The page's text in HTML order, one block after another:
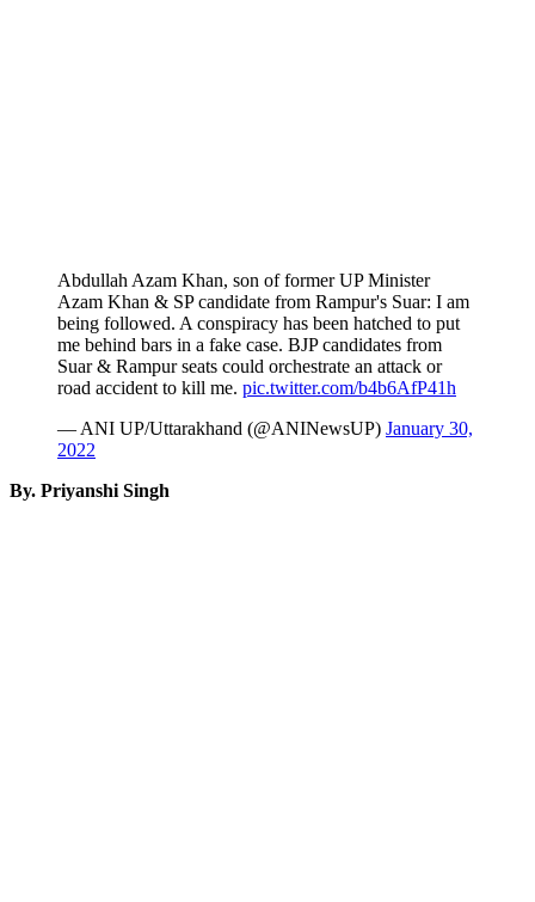
Abdullah Azam Khan, son of former UP Minister
Azam Khan & SP candidate from Rampur's Suar: I am
being followed. A conspiracy has been hatched to put
me behind bars in a fake case. BJP candidates from
Suar & Rampur seats could orchestrate an attack or
road accident to kill me. pic.twitter.com/b4b6AfP41h
— ANI UP/Uttarakhand (@ANINewsUP) January 30,
2022
By. Priyanshi Singh